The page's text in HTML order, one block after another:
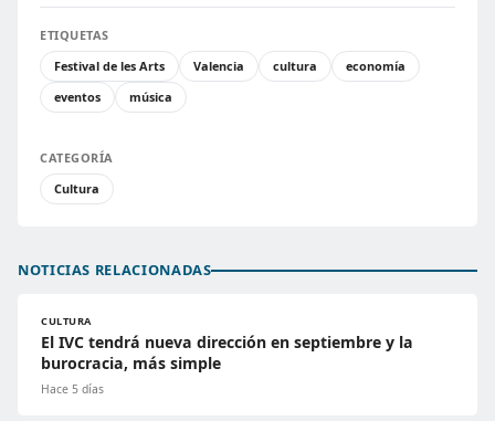
ETIQUETAS
Festival de les Arts
Valencia cultura
economía
eventos
música
CATEGORÍA
Cultura
NOTICIAS RELACIONADAS
CULTURA
El IVC tendrá nueva dirección en septiembre y la
burocracia, más simple
Hace 5 días